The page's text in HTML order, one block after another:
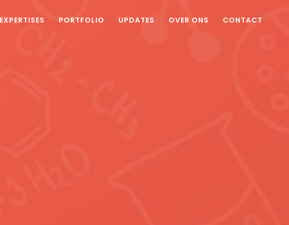
EXPERTISES PORTFOLIO UPDATES OVER ONS CONTACT